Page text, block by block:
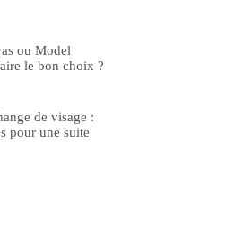
ou Model
le bon choix ?
de visage :
pour une suite